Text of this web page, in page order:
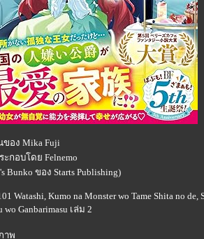
ของ Mika Fuji
ะกอบโดย Felnemo
Bunko ของ Starts Publishing)
Watashi, Kumo na Monster wo Tame Shita no de,
wo Ganbarimasu เล่ม 2